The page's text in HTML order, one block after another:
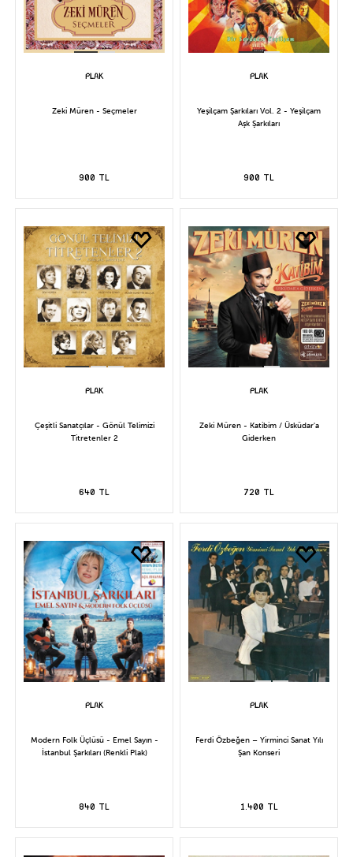
Zeki Müren - Seçmeler
900 TL
Yeşilçam Şarkıları Vol. 2 - Yeşilçam
Aşk Şarkıları
900 TL
Çeşitli Sanatçılar - Gönül Telimizi
Titretenler 2
640 TL
Zeki Müren - Katibim / Üsküdar'a
Giderken
720 TL
Modern Folk Üçlüsü - Emel Sayın -
İstanbul Şarkıları (Renkli Plak)
840 TL
Ferdi Özbeğen – Yirminci Sanat Yılı
Şan Konseri
1.400 TL